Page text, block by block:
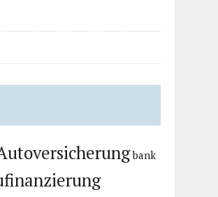
bank